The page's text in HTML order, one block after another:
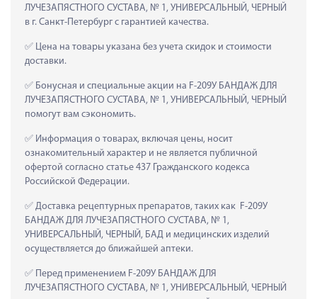
ЛУЧЕЗАПЯСТНОГО СУСТАВА, № 1, УНИВЕРСАЛЬНЫЙ, ЧЕРНЫЙ
в г. Санкт-Петербург с гарантией качества.
Цена на товары указана без учета скидок и стоимости
доставки.
Бонусная и специальные акции на F-209У БАНДАЖ ДЛЯ
ЛУЧЕЗАПЯСТНОГО СУСТАВА, № 1, УНИВЕРСАЛЬНЫЙ, ЧЕРНЫЙ
помогут вам сэкономить.
Информация о товарах, включая цены, носит
ознакомительный характер и не является публичной
офертой согласно статье 437 Гражданского кодекса
Российской Федерации.
Доставка рецептурных препаратов, таких как  F-209У
БАНДАЖ ДЛЯ ЛУЧЕЗАПЯСТНОГО СУСТАВА, № 1,
УНИВЕРСАЛЬНЫЙ, ЧЕРНЫЙ, БАД и медицинских изделий
осуществляется до ближайшей аптеки.
Перед применением F-209У БАНДАЖ ДЛЯ
ЛУЧЕЗАПЯСТНОГО СУСТАВА, № 1, УНИВЕРСАЛЬНЫЙ, ЧЕРНЫЙ